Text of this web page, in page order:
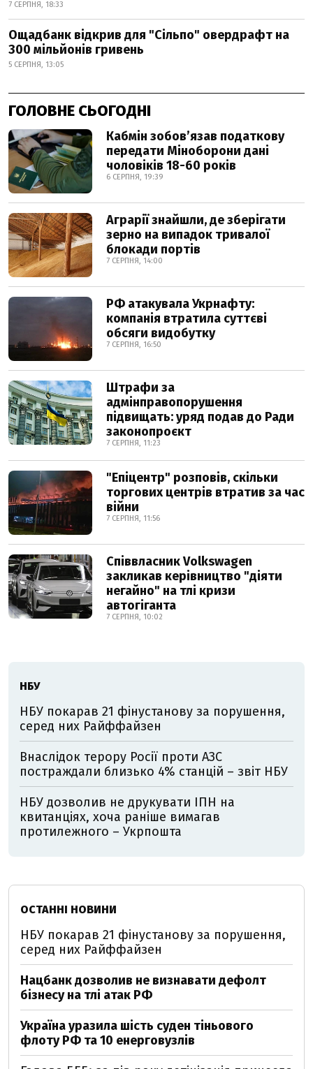
7 СЕРПНЯ, 18:33
Ощадбанк відкрив для "Сільпо" овердрафт на
300 мільйонів гривень
5 СЕРПНЯ, 13:05
ГОЛОВНЕ СЬОГОДНІ
Кабмін зобовʼязав податкову
передати Міноборони дані
чоловіків 18-60 років
6 СЕРПНЯ, 19:39
Аграрії знайшли, де зберігати
зерно на випадок тривалої
блокади портів
7 СЕРПНЯ, 14:00
РФ атакувала Укрнафту:
компанія втратила суттєві
обсяги видобутку
7 СЕРПНЯ, 16:50
Штрафи за
адмінправопорушення
підвищать: уряд подав до Ради
законопроєкт
7 СЕРПНЯ, 11:23
"Епіцентр" розповів, скільки
торгових центрів втратив за час
війни
7 СЕРПНЯ, 11:56
Співвласник Volkswagen
закликав керівництво "діяти
негайно" на тлі кризи
автогіганта
7 СЕРПНЯ, 10:02
НБУ
НБУ покарав 21 фінустанову за порушення,
серед них Райффайзен
Внаслідок терору Росії проти АЗС
постраждали близько 4% станцій – звіт НБУ
НБУ дозволив не друкувати ІПН на
квитанціях, хоча раніше вимагав
протилежного – Укрпошта
ОСТАННІ НОВИНИ
НБУ покарав 21 фінустанову за порушення,
серед них Райффайзен
Нацбанк дозволив не визнавати дефолт
бізнесу на тлі атак РФ
Україна уразила шість суден тіньового
флоту РФ та 10 енерговузлів